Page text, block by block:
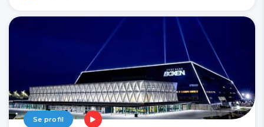
Se profil